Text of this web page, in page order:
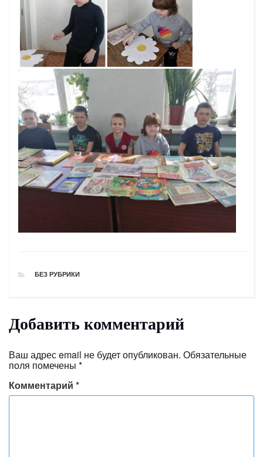
РУБРИКИ
БЕЗ РУБРИКИ
Добавить комментарий
Ваш адрес email не будет опубликован. Обязательные
поля помечены *
Комментарий *